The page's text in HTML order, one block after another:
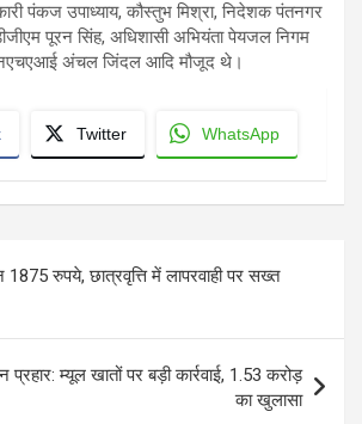
पंकज उपाध्याय, कौस्तुभ मिश्रा, निदेशक पंतनगर
पूरन सिंह, अधिशासी अभियंता पेयजल निगम
एनएचएआई अंचल जिंदल आदि मौजूद थे।
Twitter WhatsApp
1875 रुपये, छात्रवृत्ति में लापरवाही पर सख्त
म्यूल खातों पर बड़ी कार्रवाई, 1.53 करोड़
का खुलासा